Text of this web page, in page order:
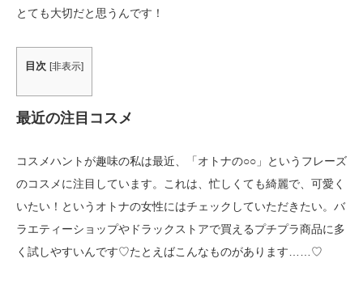
とても大切だと思うんです！
目次 [非表示]
最近の注目コスメ
コスメハントが趣味の私は最近、「オトナの○○」というフレーズ
のコスメに注目しています。これは、忙しくても綺麗で、可愛く
いたい！というオトナの女性にはチェックしていただきたい。バ
ラエティーショップやドラックストアで買えるプチプラ商品に多
く試しやすいんです♡たとえばこんなものがあります……♡